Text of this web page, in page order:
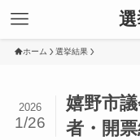
ホーム 選挙結果
嬉野市
者・開票
2026
1/26